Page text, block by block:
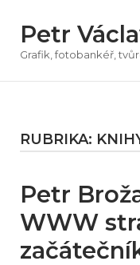
obsah
Petr
Grafik, fotobankéř,
RUBRIKA:
Petr
WWW